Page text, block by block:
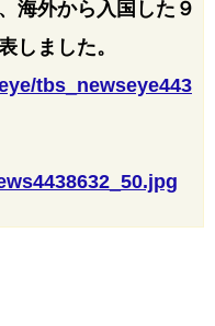
海外から入国した９
しました。
tbs_newseye443